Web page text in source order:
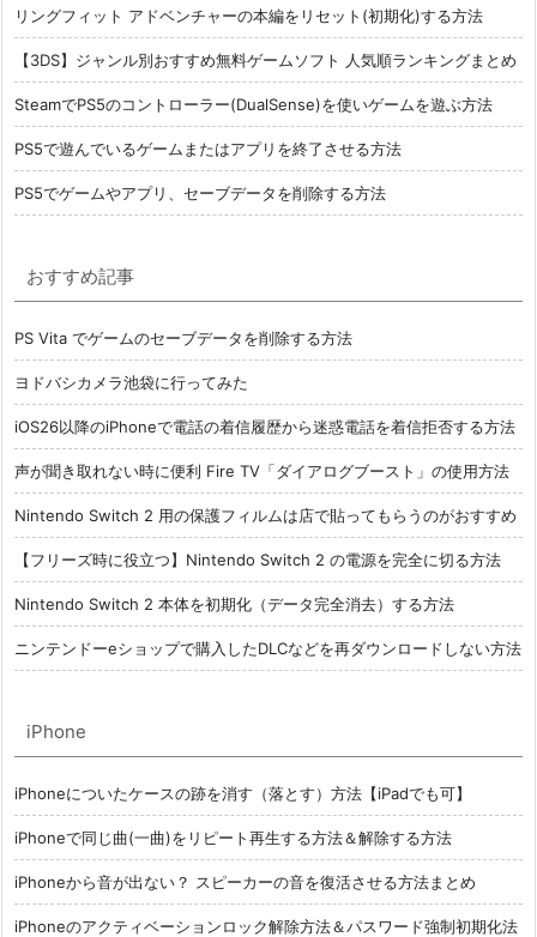
リングフィット アドベンチャーの本編をリセット(初期化)する方法
【3DS】ジャンル別おすすめ無料ゲームソフト 人気順ランキングまとめ
SteamでPS5のコントローラー(DualSense)を使いゲームを遊ぶ方法
PS5で遊んでいるゲームまたはアプリを終了させる方法
PS5でゲームやアプリ、セーブデータを削除する方法
おすすめ記事
PS Vita でゲームのセーブデータを削除する方法
ヨドバシカメラ池袋に行ってみた
iOS26以降のiPhoneで電話の着信履歴から迷惑電話を着信拒否する方法
声が聞き取れない時に便利 Fire TV「ダイアログブースト」の使用方法
Nintendo Switch 2 用の保護フィルムは店で貼ってもらうのがおすすめ
【フリーズ時に役立つ】Nintendo Switch 2 の電源を完全に切る方法
Nintendo Switch 2 本体を初期化（データ完全消去）する方法
ニンテンドーeショップで購入したDLCなどを再ダウンロードしない方法
iPhone
iPhoneについたケースの跡を消す（落とす）方法【iPadでも可】
iPhoneで同じ曲(一曲)をリピート再生する方法＆解除する方法
iPhoneから音が出ない？ スピーカーの音を復活させる方法まとめ
iPhoneのアクティベーションロック解除方法＆パスワード強制初期化法